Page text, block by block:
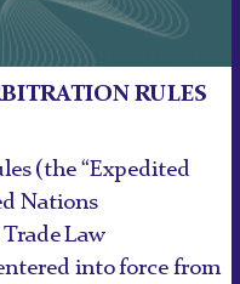
RULES
(the “Expedited
Nations
Law
into force from